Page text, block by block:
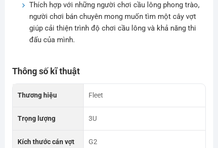
Thích hợp với những người chơi cầu lông phong trào,
người chơi bán chuyên mong muốn tìm một cây vợt
giúp cải thiện trình độ chơi cầu lông và khả năng thi
đấu của mình.
Thông số kĩ thuật
Thương hiệu Fleet
Trọng lượng 3U
Kích thước cán vợt G2